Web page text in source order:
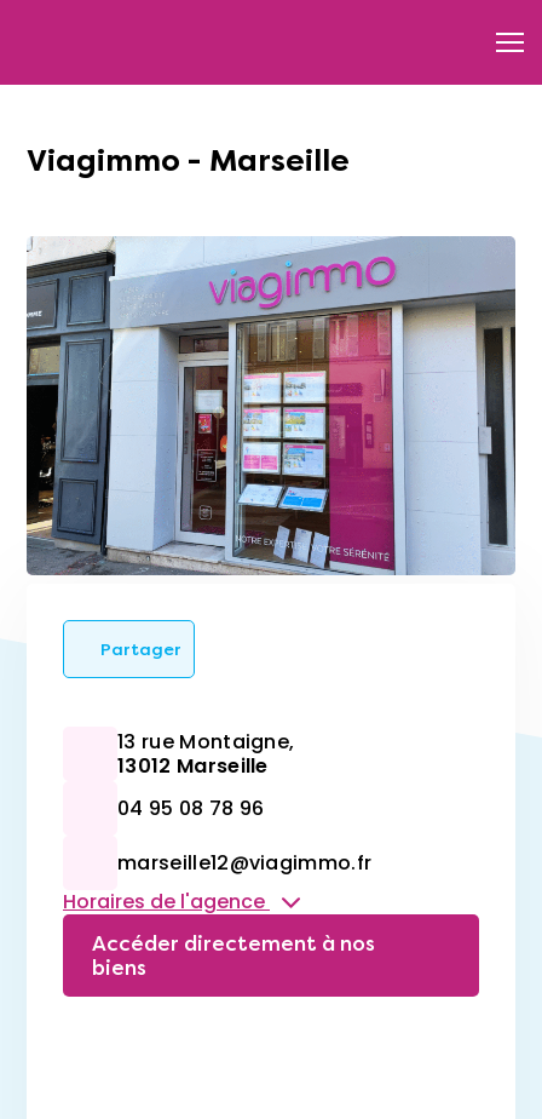
Viagimmo - Marseille
Partager
13 rue Montaigne,
13012 Marseille
04 95 08 78 96
marseille12@viagimmo.fr
Horaires de l'agence
Accéder directement à nos
biens